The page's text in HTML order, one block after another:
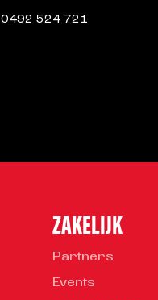
0492 524 721
ZAKELIJK
Partners
Events